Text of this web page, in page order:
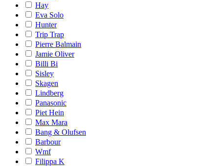
Hay
Eva Solo
Hunter
Trip Trap
Pierre Balmain
Jamie Oliver
Billi Bi
Sisley
Skagen
Lindberg
Panasonic
Piet Hein
Max Mara
Bang & Olufsen
Barbour
Wmf
Filippa K